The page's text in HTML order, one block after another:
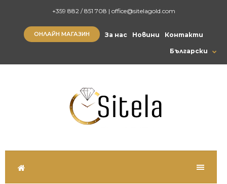
+359 882 / 851 708 | office@sitelagold.com
Български
ОНЛАЙН МАГАЗИН За нас Новини Контакти